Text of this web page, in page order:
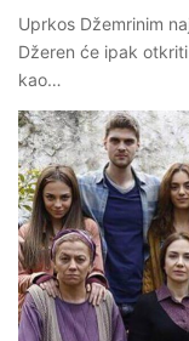
Uprkos Džemrinim
Džeren će ipak
kao…